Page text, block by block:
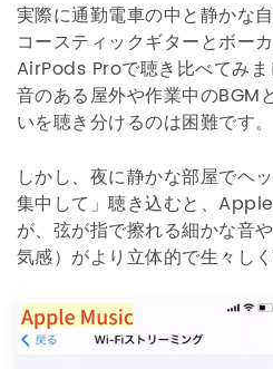
実際に通勤電車の中と静かな
コースティックギターとボー
AirPods Proで聴き比べてみ
音のある屋外や作業中のBGM
いを聴き分けるのは困難です。
しかし、夜に静かな部屋でヘ
集中して」聴き込むと、
が、弦が指で擦れる細かな音
気感）がより立体的で生々し